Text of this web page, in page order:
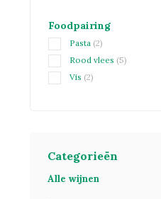
Foodpairing
Pasta (2)
Rood vlees (5)
Vis (2)
Categorieën
Alle wijnen